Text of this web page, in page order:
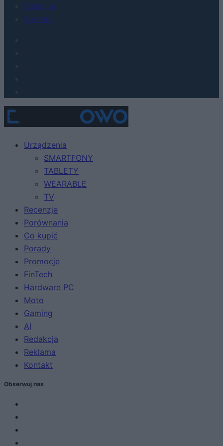
Reklama
Kontakt
Urządzenia
SMARTFONY
TABLETY
WEARABLE
TV
Recenzje
Porównania
Co kupić
Porady
Promocje
FinTech
Hardware PC
Moto
Gaming
AI
Redakcja
Reklama
Kontakt
Obserwuj nas